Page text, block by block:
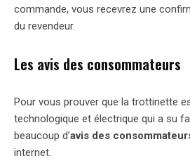
commande, vous recevrez une
du revendeur.
Les avis des consommateurs
Pour vous prouver que la trottinette
technologique et électrique qui a su
beaucoup d’avis des
internet.